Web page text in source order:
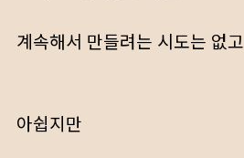
계속해서 만들려는 시도는 없고
아쉽지만